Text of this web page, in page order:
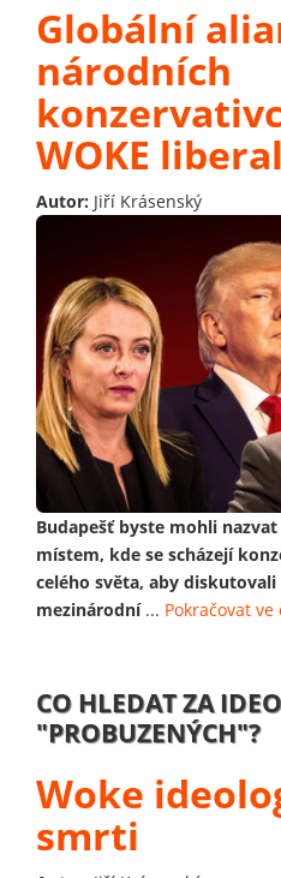
Globální
národních
WOKE
Autor: Jiří Krásenský
Budapešť byste mohli
místem, kde se scházejí
celého světa, aby
mezinárodní... Pokračovat ve
CO HLEDAT ZA
"PROBUZENÝCH"?
Woke
smrti